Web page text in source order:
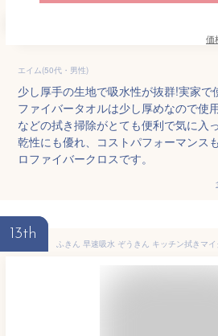
価
エイム(50代・男性)
少し厚手の生地で吸水性が抜群!実家で
ファイバータオルは少し厚めなので使
などの拭き掃除がとても便利で気に入
乾性にも優れ、コストパフォーマンス
ロファイバークロスです。
13th